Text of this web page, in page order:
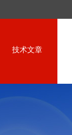
技术文章